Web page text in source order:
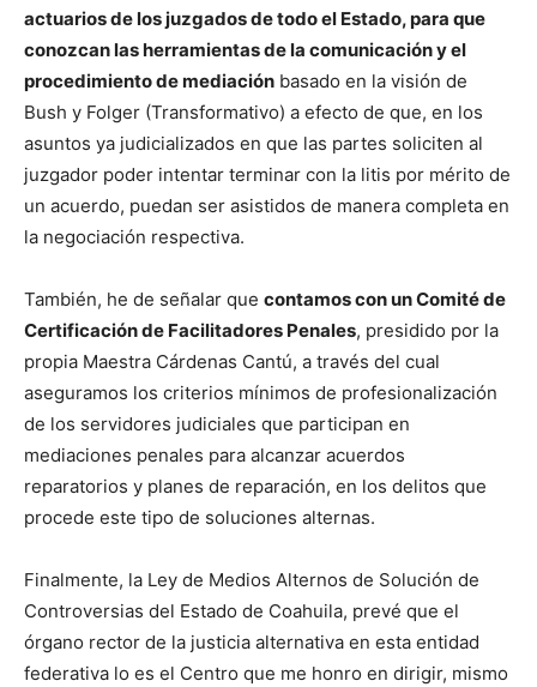
actuarios de los juzgados de todo el Estado, para que
conozcan las herramientas de la comunicación y el
procedimiento de mediación basado en la visión de
Bush y Folger (Transformativo) a efecto de que, en los
asuntos ya judicializados en que las partes soliciten al
juzgador poder intentar terminar con la litis por mérito de
un acuerdo, puedan ser asistidos de manera completa en
la negociación respectiva.
También, he de señalar que contamos con un Comité de
Certificación de Facilitadores Penales, presidido por la
propia Maestra Cárdenas Cantú, a través del cual
aseguramos los criterios mínimos de profesionalización
de los servidores judiciales que participan en
mediaciones penales para alcanzar acuerdos
reparatorios y planes de reparación, en los delitos que
procede este tipo de soluciones alternas.
Finalmente, la Ley de Medios Alternos de Solución de
Controversias del Estado de Coahuila, prevé que el
órgano rector de la justicia alternativa en esta entidad
federativa lo es el Centro que me honro en dirigir, mismo